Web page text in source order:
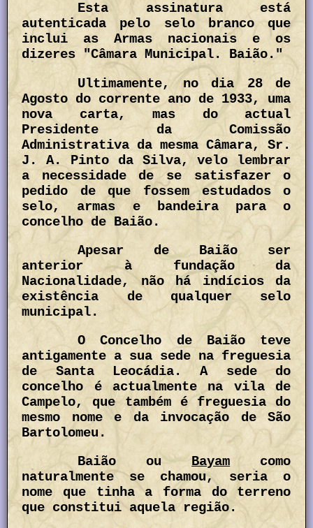
Esta assinatura está
autenticada pelo selo branco que
inclui as Armas nacionais e os
dizeres "Câmara Municipal. Baião."
Ultimamente, no dia 28 de
Agosto do corrente ano de 1933, uma
nova carta, mas do actual
Presidente da Comissão
Administrativa da mesma Câmara, Sr.
J. A. Pinto da Silva, velo lembrar
a necessidade de se satisfazer o
pedido de que fossem estudados o
selo, armas e bandeira para o
concelho de Baião.
Apesar de Baião ser
anterior à fundação da
Nacionalidade, não há indícios da
existência de qualquer selo
municipal.
O Concelho de Baião teve
antigamente a sua sede na freguesia
de Santa Leocádia. A sede do
concelho é actualmente na vila de
Campelo, que também é freguesia do
mesmo nome e da invocação de São
Bartolomeu.
Baião ouBayam como
naturalmente se chamou, seria o
nome que tinha a forma do terreno
que constitui aquela região.